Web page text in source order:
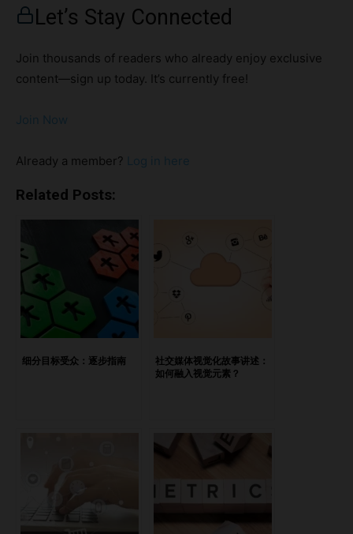
是内容个性化的力量。 对企业和品牌来说，内容个性化早已
不再是“加分项”，而是竞争激烈的数字时代中必不可少的核心
策略。在社交平台上，每一秒都有成千上万条内容争夺用户注
意力，网民的选择越来越有针对性。千篇一律的内容早就难以
迹和偏好的内容。 在中国市场，这种趋势尤为明显。从抖
牌如果能够基于用户的真实需求，推送贴合其生活方式和价值
容，不仅能吸引注意力，更能建立情感连接，增强品牌黏性，
节奏，谁就能在社交媒体的洪流中脱颖而出。 接下来，我们
将进一步探讨内容个性化为何是社交媒体营销成功的关键。
亮点社交媒体内容个性化的六大好处如何在社交媒体中实施内
容个性化策略结语 社交媒体内容个性化的六大好处 1. 提高用
户互动率 当用户感觉内容是“为我而设”时，他们更愿意点赞、
评论、转发。通过分析用户行为、兴趣偏好和基本画像，品牌
可以发布更具吸引力的个性化内容。无论是推荐产品、精选歌
单，还是“你可能喜欢”类型的贴文，这类内容总能引起更多关
平台再次推送相关优惠信息，这种“贴心提醒”更能促成交易。
有研究显示，个性化营销信息可带来高达 20% 的销售增长。
3. 加强品牌忠诚度 用户喜欢那些“懂自己”的品牌。当一个品
牌的内容长期与用户的需求和兴趣高度契合，自然能赢得信任
和忠诚。比如生日专属优惠、根据兴趣定制的服务推荐，或是
Let’s Stay Connected
Join thousands of readers who already enjoy exclusive
content—sign up today. It’s currently free!
Join Now
Already a member? Log in here
Related Posts:
细分目标受众：逐步指南
社交媒体视觉化故事讲述：
如何融入视觉元素？